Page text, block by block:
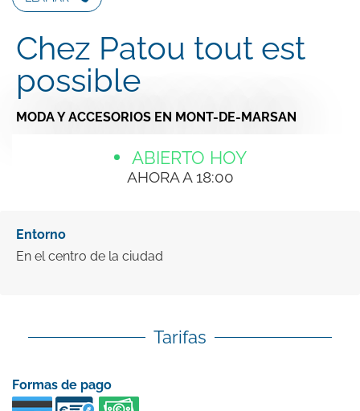
Chez Patou tout est
possible
MODA Y ACCESORIOS EN MONT-DE-MARSAN
ABIERTO HOY
AHORA A 18:00
Entorno
En el centro de la ciudad
Tarifas
Formas de pago